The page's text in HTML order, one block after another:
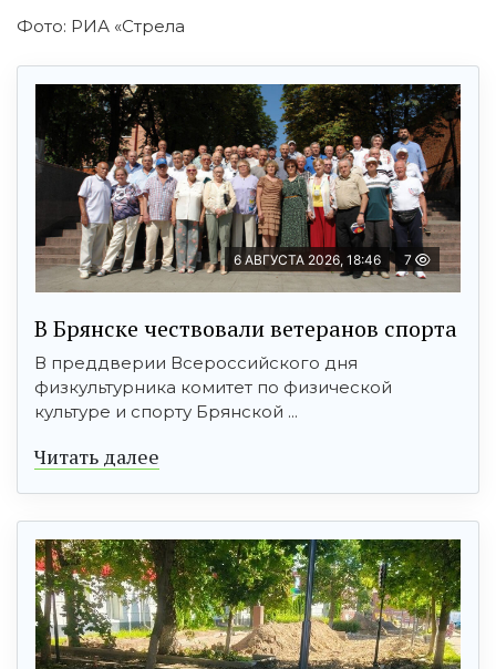
Фото: РИА «Стрела
6 АВГУСТА 2026, 18:46 7
В Брянске чествовали ветеранов спорта
В преддверии Всероссийского дня
физкультурника комитет по физической
культуре и спорту Брянской ...
Читать далее